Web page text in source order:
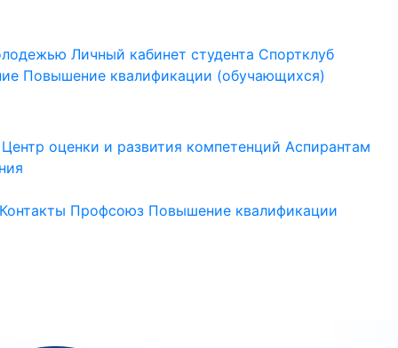
Личный кабинет студента Спортклуб
Повышение квалификации (обучающихся)
Центр оценки и развития компетенций Аспирантам
Контакты Профсоюз Повышение квалификации